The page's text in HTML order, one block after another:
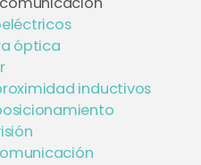
óptica
inductivos